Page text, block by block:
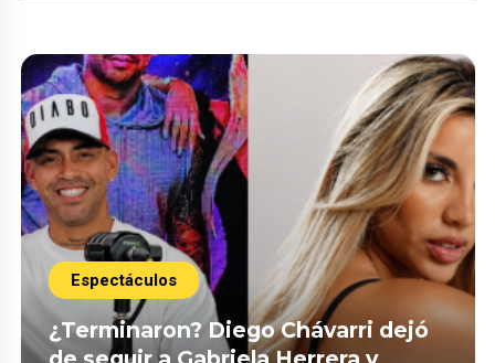
Espectáculos
¿Terminaron? Diego Chávarri dejó